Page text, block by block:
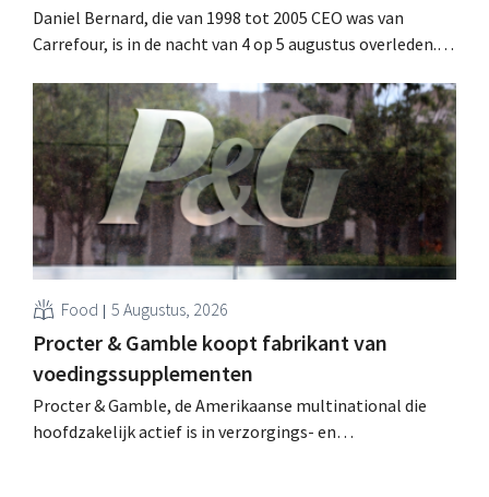
Daniel Bernard, die van 1998 tot 2005 CEO was van
Carrefour, is in de nacht van 4 op 5 augustus overleden.
retailer, realiseerde de fusie met Promodès en nam
toenmalig Belgisch marktleider GB over.
Food 5 Augustus, 2026
Procter & Gamble koopt fabrikant van
voedingssupplementen
Procter & Gamble, de Amerikaanse multinational die
hoofdzakelijk actief is in verzorgings- en